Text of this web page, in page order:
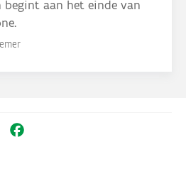
begint aan het einde van
Twitter